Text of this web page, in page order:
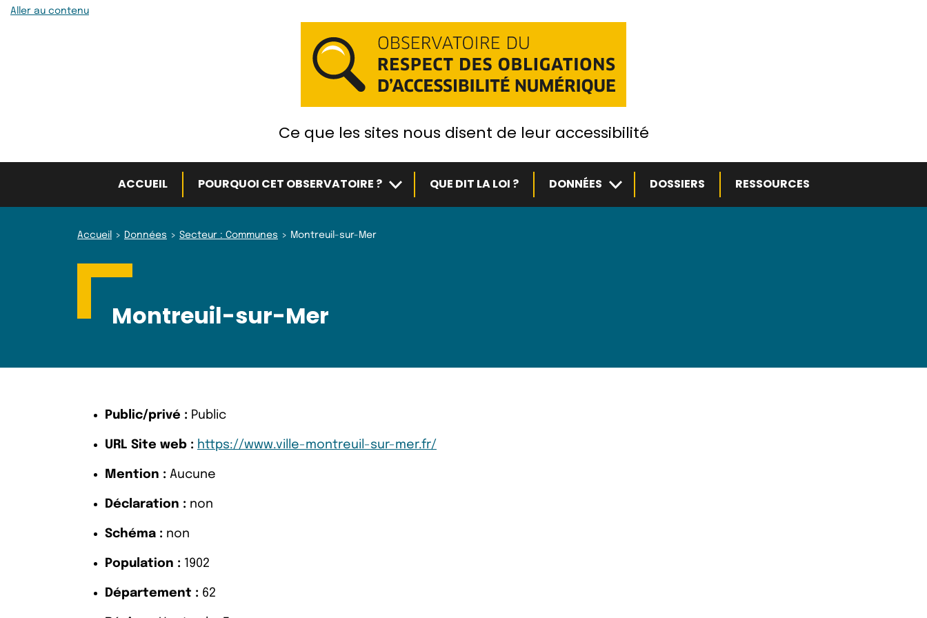
Aller au contenu
Ce que les sites nous disent de leur accessibilité
ACCUEIL POURQUOI CET OBSERVATOIRE ? Sous-menuQUE DIT LA LOI ? DONNÉES Sous-menuDOSSIERS RESSOURCES
Accueil Données Secteur : Communes Montreuil-sur-Mer
Montreuil-sur-Mer
Public/privé : Public
URL Site web : https://www.ville-montreuil-sur-mer.fr/
Mention : Aucune
Déclaration : non
Schéma : non
Population : 1902
Département : 62